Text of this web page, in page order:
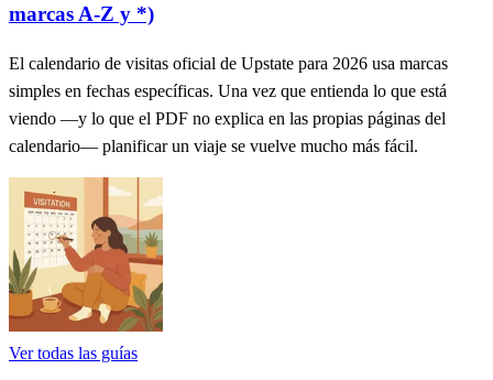
marcas A‑Z y *)
El calendario de visitas oficial de Upstate para 2026 usa marcas
simples en fechas específicas. Una vez que entienda lo que está
viendo —y lo que el PDF no explica en las propias páginas del
calendario— planificar un viaje se vuelve mucho más fácil.
Ver todas las guías